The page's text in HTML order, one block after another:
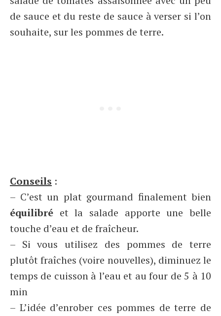
de sauce et du reste de sauce à verser si l’on
souhaite, sur les pommes de terre.
Conseils :
– C’est un plat gourmand finalement bien
équilibré et la salade apporte une belle
touche d’eau et de fraîcheur.
– Si vous utilisez des pommes de terre
plutôt fraîches (voire nouvelles), diminuez le
temps de cuisson à l’eau et au four de 5 à 10
min
– L’idée d’enrober ces pommes de terre de